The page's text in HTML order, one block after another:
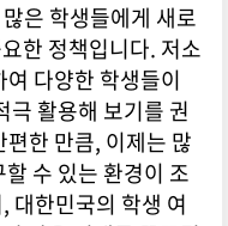
은 학생들에게 새로
한 정책입니다. 저소
다양한 학생들이
극 활용해 보기를 권
한 만큼, 이제는 많
수 있는 환경이 조
대한민국의 학생 여